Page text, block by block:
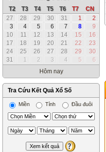
T2
T3 T4 T5 T6 T7
CN
27
28 29 30 31 1
2
3
4 5 6 7 8
9
10
11 12 13 14 15
16
17
18 19 20 21 22
23
24
25 26 27 28 29
30
31
1 2 3 4 5
6
Hôm nay
Tra Cứu Kết Quả Xổ Số
Miền Tỉnh Đầu đuôi